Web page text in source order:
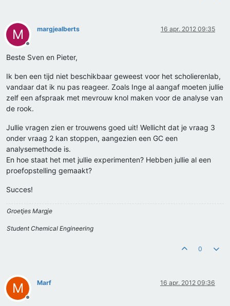
M
Offline
margjealberts 16 apr. 2012 09:35
Beste Sven en Pieter,
Ik ben een tijd niet beschikbaar geweest voor het scholierenlab,
vandaar dat ik nu pas reageer. Zoals Inge al aangaf moeten jullie
zelf een afspraak met mevrouw knol maken voor de analyse van
de rook.
Jullie vragen zien er trouwens goed uit! Wellicht dat je vraag 3
onder vraag 2 kan stoppen, aangezien een GC een
analysemethode is.
En hoe staat het met jullie experimenten? Hebben jullie al een
proefopstelling gemaakt?
Succes!
Groetjes Margje
Student Chemical Engineering
0
M
Offline
Marf 16 apr. 2012 09:36